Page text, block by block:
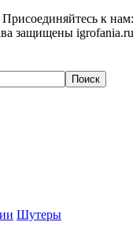
Присоединяйтесь к нам:
защищены igrofania.ru
Шутеры